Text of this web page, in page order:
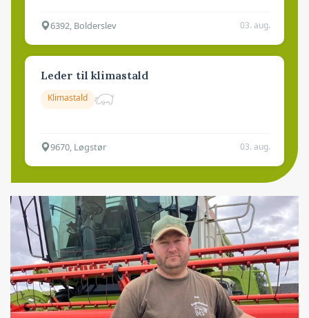
6392, Bolderslev 03. aug.
Leder til klimastald
Klimastald
9670, Løgstør 03. aug.